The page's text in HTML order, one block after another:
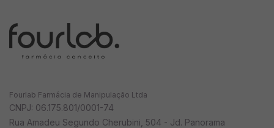
cabelo.
- Queratina: tem o poder de reparar todos os danos da
elasticidade e força
Fourlab Farmácia de Manipulação Ltda
CNPJ: 06.175.801/0001-74
Rua Amadeu Segundo Cherubini, 504 - Jd. Panorama